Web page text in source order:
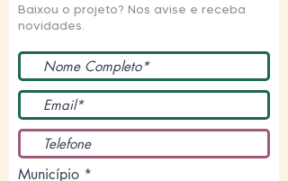
Baixou o projeto? Nos avise e receba
novidades.
Município